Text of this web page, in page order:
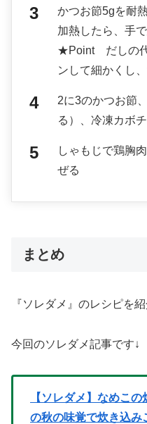
かつお節5gを耐
加熱したら、手
★Point だしの代
ンして細かくし
2に3のかつお節
る）、冷凍カボ
しゃもじで鶏胸
ぜる
まとめ
『ソレダメ』のレシピを紹
今回のソレダメ記事です↓
【ソレダメ】なめこ
の秋の味覚で炊き込み